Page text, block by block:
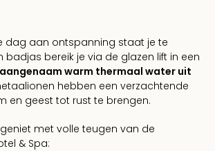
dag aan ontspanning staat je te
bereik je via de glazen lift in een
aangenaam warm thermaal water uit
hebben een verzachtende
en geest tot rust te brengen.
met volle teugen van de
& Spa: